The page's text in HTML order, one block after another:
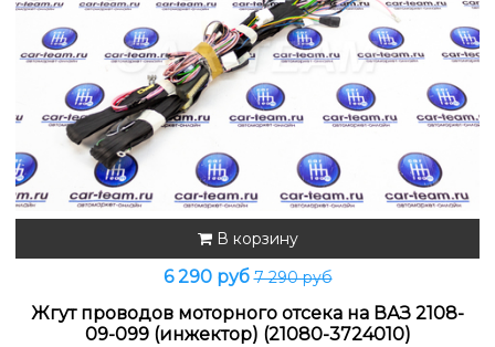
В корзину
6 290 руб7 290 руб
Жгут проводов моторного отсека на ВАЗ 2108-
09-099 (инжектор) (21080-3724010)